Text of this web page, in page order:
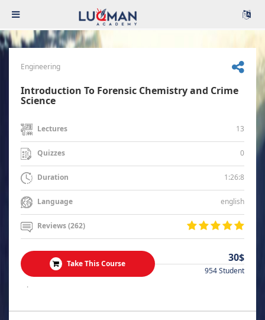
Engineering
Introduction To Forensic Chemistry and Crime
Science
Lectures 13
Quizzes 0
Duration 1:26:8
Language english
Reviews (262)
Take This Course 30$
954 Student
.